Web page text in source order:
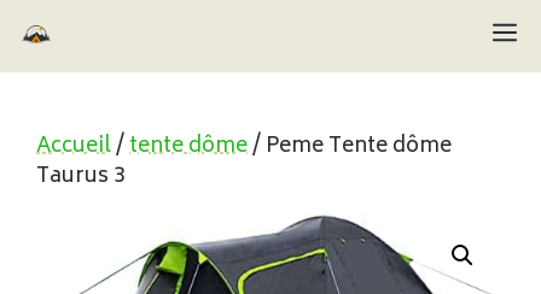
au
contenu
Accueil/tente dôme/ Peme Tente dôme
Taurus 3